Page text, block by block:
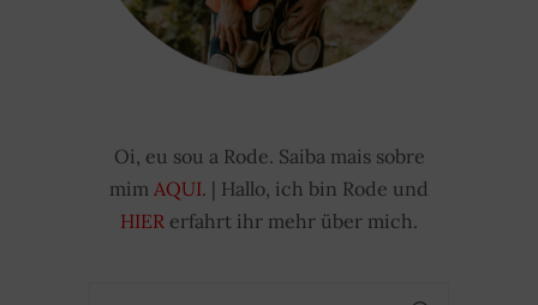
Oi, eu sou a Rode. Saiba mais sobre
mim AQUI. | Hallo, ich bin Rode und
HIER erfahrt ihr mehr über mich.